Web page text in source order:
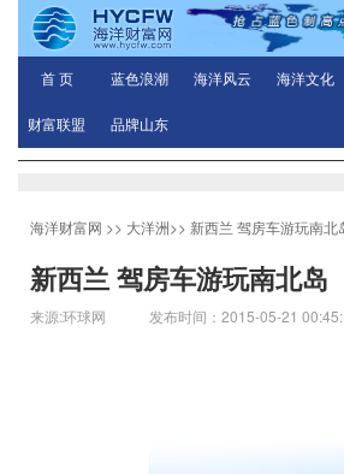
首 页 蓝色浪潮 海洋风云 海洋文化
财富联盟 品牌山东
海洋财富网 >> 大洋洲>> 新西兰 驾房车游玩南北
新西兰 驾房车游玩南北岛
来源:环球网 发布时间：2015-05-21